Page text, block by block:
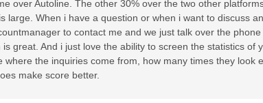
over Autoline. The other 30% over the two other
large. When i have a question or when i want to discuss
to contact me and we just talk over the
great. And i just love the ability to screen the statistics of
the inquiries come from, how many times they look
make score better.